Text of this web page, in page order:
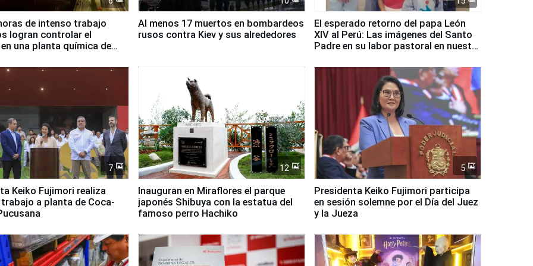
de intenso trabajo
logran controlar el
una planta química de
Al menos 17 muertos en bombardeos
rusos contra Kiev y sus alrededores
El esperado retorno del papa León
XIV al Perú: Las imágenes del Santo
Padre en su labor pastoral en nuestro
7
Keiko Fujimori realiza
a planta de Coca-
12
Inauguran en Miraflores el parque
japonés Shibuya con la estatua del
famoso perro Hachiko
5
Presidenta Keiko Fujimori participa
en sesión solemne por el Día del Juez
y la Jueza